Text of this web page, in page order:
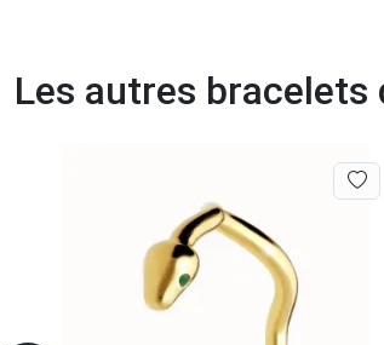
Les autres bracelets